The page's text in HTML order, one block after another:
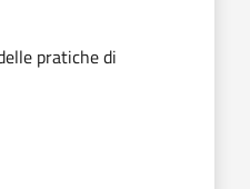
pratiche di